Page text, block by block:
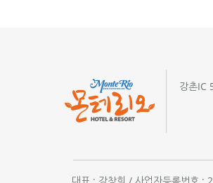
강촌IC